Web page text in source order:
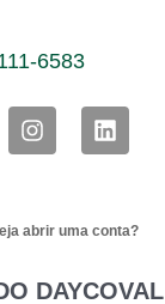
6583
I
n
g
a
L
i
d
n
abrir uma conta?
DAYCOVAL